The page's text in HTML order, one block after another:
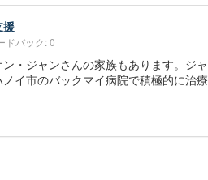
援
ドバック: 0
・ジャンさんの家族もあります。ジャ
イ市のバックマイ病院で積極的に治療